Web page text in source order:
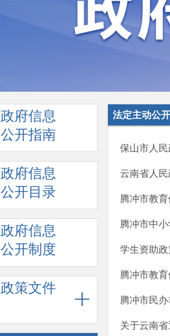
政府信息
公开指南
政府信息
公开目录
政府信息
公开制度
政策文件
法定主动公
保山市人
云南省人
腾冲市教
腾冲市中
学生资助政
腾冲市教
腾冲市民
关于云南